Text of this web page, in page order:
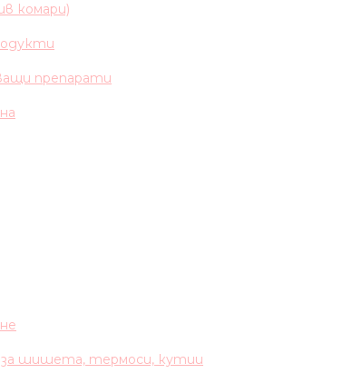
комари)
препарати
шишета, термоси, кутии